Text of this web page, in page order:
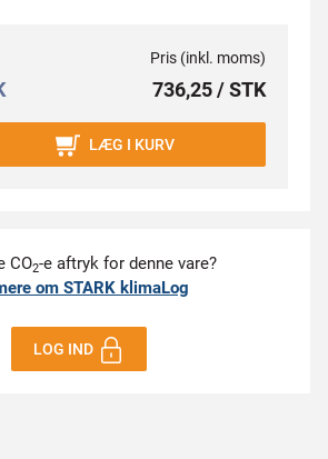
Pris (inkl. moms)
736,25 / STK
LÆG I KURV
CO2-e aftryk for denne vare?
om STARK klimaLog
LOG IND